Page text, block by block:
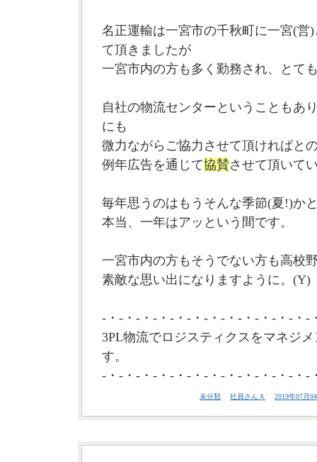
名正運輸は一宮市の千秋町に一宮(営
て頂きましたが
一宮市内の方も多く勤務され、とて
自社の物流センターということもあ
にも
微力ながらご協力させて頂ければと
例年広告を通じて協賛させて頂いて
毎年思うのはもうそんな季節(夏!)か
本当、一年はアッという間です。
一宮市内の方もそうでない方も高校
素敵な思い出になりますように。(Y)
-・-・-・-・-・-・-・-・-・-・-・-・-
3PL物流でロジスティクスをマネジ
す。
-・-・-・-・-・-・-・-・-・-・-・-・-
未分類 社員さんＡ 2019年07月